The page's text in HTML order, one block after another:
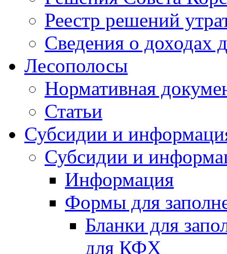
Реестр решений
Сведения о доходах
Лесополосы
Нормативная
Статьи
Субсидии и
Субсидии и
Информация
Формы для
Бланки для
для КФХ